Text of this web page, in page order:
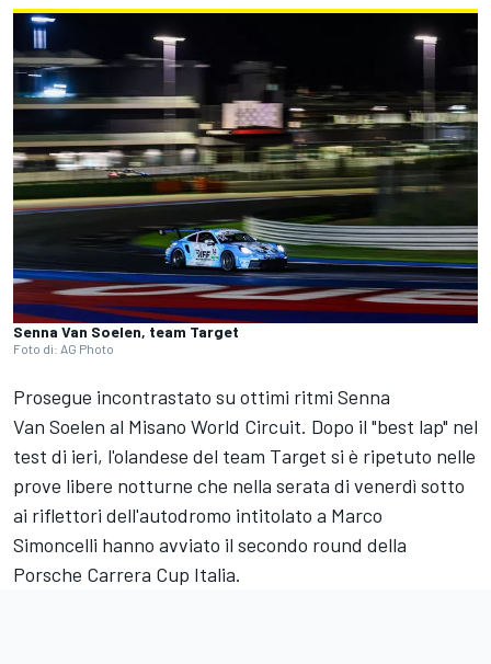
Senna Van Soelen, team Target
Foto di: AG Photo
Prosegue incontrastato su ottimi ritmi Senna
Van Soelen al Misano World Circuit. Dopo il "best lap" nel
test di ieri, l'olandese del team Target si è ripetuto nelle
prove libere notturne che nella serata di venerdì sotto
ai riflettori dell'autodromo intitolato a Marco
Simoncelli hanno avviato il secondo round della
Porsche Carrera Cup Italia.